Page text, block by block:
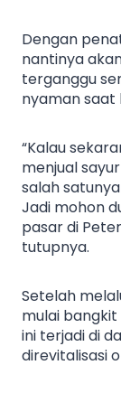
Dengan
nantinya
terganggu
nyaman saat
“Kalau
menjual
salah
Jadi mohon
pasar di
tutupnya.
Setelah
mulai
ini terjadi di
direvitalisasi